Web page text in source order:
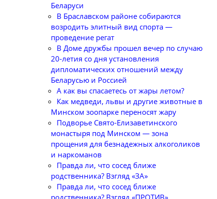
Беларуси
В Браславском районе собираются
возродить элитный вид спорта —
проведение регат
В Доме дружбы прошел вечер по случаю
20-летия со дня установления
дипломатических отношений между
Беларусью и Россией
А как вы спасаетесь от жары летом?
Как медведи, львы и другие животные в
Минском зоопарке переносят жару
Подворье Свято-Елизаветинского
монастыря под Минском — зона
прощения для безнадежных алкоголиков
и наркоманов
Правда ли, что сосед ближе
родственника? Взгляд «ЗА»
Правда ли, что сосед ближе
родственника? Взгляд «ПРОТИВ»